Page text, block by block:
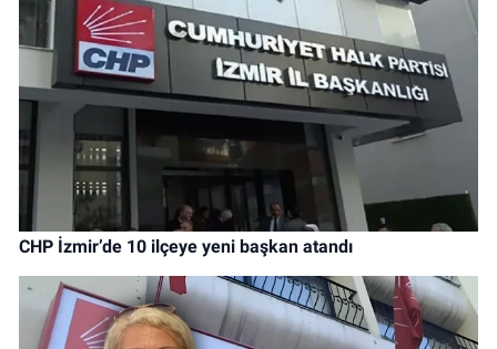
CHP İzmir’de 10 ilçeye yeni başkan atandı